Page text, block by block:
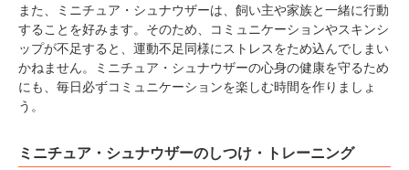
また、ミニチュア・シュナウザーは、飼い主や家族と一緒に行動
することを好みます。そのため、コミュニケーションやスキンシ
ップが不足すると、運動不足同様にストレスをため込んでしまい
かねません。ミニチュア・シュナウザーの心身の健康を守るため
にも、毎日必ずコミュニケーションを楽しむ時間を作りましょ
う。
ミニチュア・シュナウザーのしつけ・トレーニング